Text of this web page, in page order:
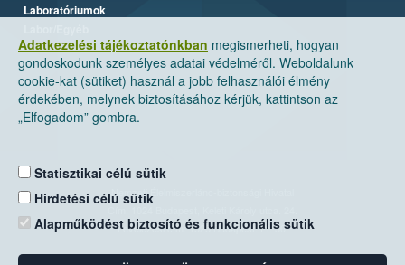
Adatkezelési tájékoztatónkban megismerheti, hogyan
gondoskodunk személyes adatai védelméről. Weboldalunk
cookie-kat (sütiket) használ a jobb felhasználói élmény
érdekében, melynek biztosításához kérjük, kattintson az
„Elfogadom” gombra.
Statisztikai célú sütik
Hirdetési célú sütik
Alapműködést biztosító és funkcionális sütik
Laboratóriumok
Nemzeti Élelmiszerlánc-biztonsági Hivatal
Levelezési cím: 1525 Budapest. Pf. 30.